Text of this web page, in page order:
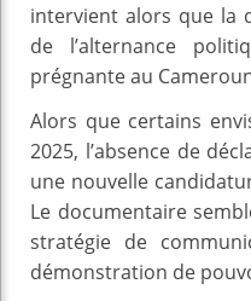
intervient alors que la
de l’alternance
prégnante au
Alors que certains
2025, l’absence de
une nouvelle
Le documentaire
stratégie de
démonstration de